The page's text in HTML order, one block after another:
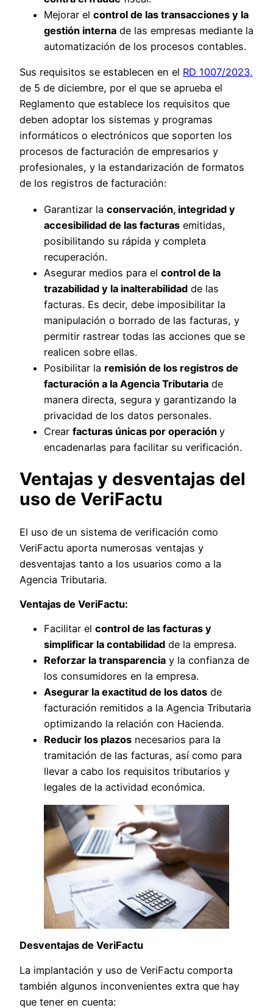
Mejorar el control de las transacciones y la
gestión interna de las empresas mediante la
automatización de los procesos contables.
Sus requisitos se establecen en el RD 1007/2023,
de 5 de diciembre, por el que se aprueba el
Reglamento que establece los requisitos que
deben adoptar los sistemas y programas
informáticos o electrónicos que soporten los
procesos de facturación de empresarios y
profesionales, y la estandarización de formatos
de los registros de facturación:
Garantizar la conservación, integridad y
accesibilidad de las facturas emitidas,
posibilitando su rápida y completa
recuperación.
Asegurar medios para el control de la
trazabilidad y la inalterabilidad de las
facturas. Es decir, debe imposibilitar la
manipulación o borrado de las facturas, y
permitir rastrear todas las acciones que se
realicen sobre ellas.
Posibilitar la remisión de los registros de
facturación a la Agencia Tributaria de
manera directa, segura y garantizando la
privacidad de los datos personales.
Crear facturas únicas por operación y
encadenarlas para facilitar su verificación.
Ventajas y desventajas del
uso de VeriFactu
El uso de un sistema de verificación como
VeriFactu aporta numerosas ventajas y
desventajas tanto a los usuarios como a la
Agencia Tributaria.
Ventajas de VeriFactu:
Facilitar el control de las facturas y
simplificar la contabilidad de la empresa.
Reforzar la transparencia y la confianza de
los consumidores en la empresa.
Asegurar la exactitud de los datos de
facturación remitidos a la Agencia Tributaria
optimizando la relación con Hacienda.
Reducir los plazos necesarios para la
tramitación de las facturas, así como para
llevar a cabo los requisitos tributarios y
legales de la actividad económica.
Desventajas de VeriFactu
La implantación y uso de VeriFactu comporta
también algunos inconvenientes extra que hay
que tener en cuenta: